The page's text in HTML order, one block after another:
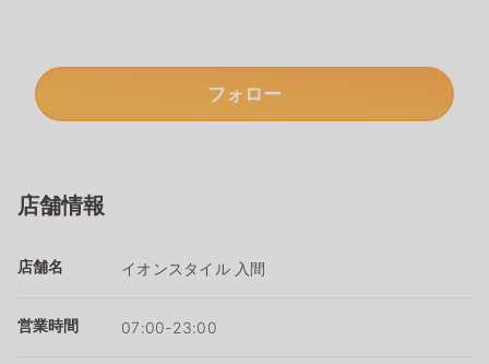
フォロー
店舗情報
店舗名 イオンスタイル 入間
営業時間 07:00-23:00